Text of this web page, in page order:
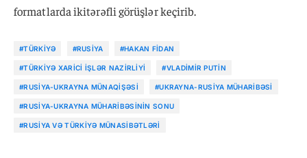
formatlarda ikitərəfli görüşlər keçirib.
#TÜRKIYƏ #RUSIYA #HAKAN FIDAN
#TÜRKIYƏ XARICI İŞLƏR NAZIRLIYI #VLADIMIR PUTIN
#RUSIYA-UKRAYNA MÜNAQIŞƏSI #UKRAYNA-RUSIYA MÜHARIBƏSI
#RUSIYA-UKRAYNA MÜHARIBƏSININ SONU
#RUSIYA VƏ TÜRKIYƏ MÜNASIBƏTLƏRI